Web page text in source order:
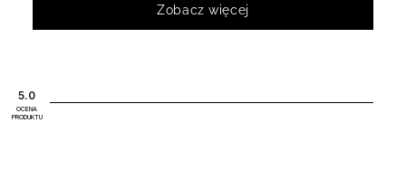
5.0
OCENA
PRODUKTU
Zobacz więcej